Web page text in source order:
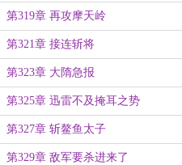
第319章 再攻摩天岭
第321章 接连斩将
第323章 大隋急报
第325章 迅雷不及掩耳之势
第327章 斩鳌鱼太子
第329章 敌军要杀进来了